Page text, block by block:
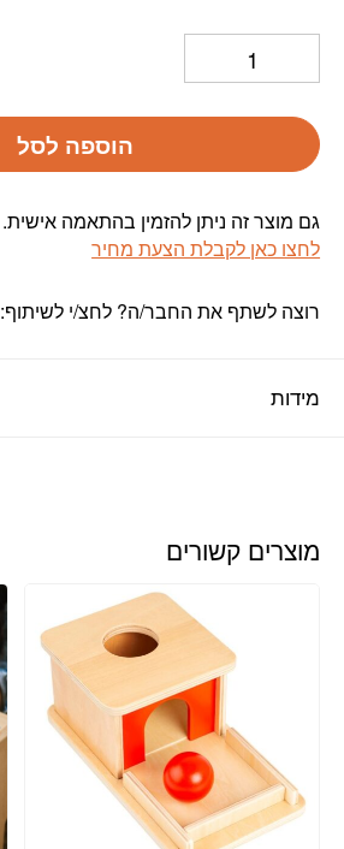
הוספה לסל
גם מוצר זה ניתן להזמין בהתאמה אישית.
לחצו כאן לקבלת הצעת מחיר
מידות
רוצה לשתף את החבר/ה? לחצ/י לשיתוף:
מוצרים קשורים